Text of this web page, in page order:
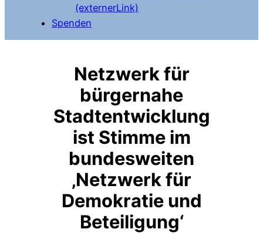
(externerLink)
Spenden
Netzwerk für
bürgernahe
Stadtentwicklung
ist Stimme im
bundesweiten
‚Netzwerk für
Demokratie und
Beteiligung‘